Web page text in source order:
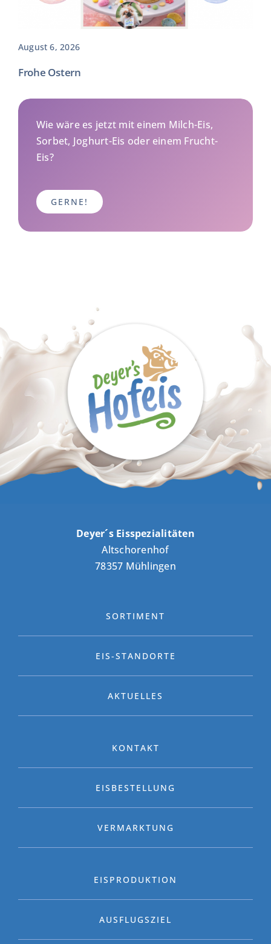
August 6, 2026
Frohe Ostern
Wie wäre es jetzt mit einem Milch-Eis,
Sorbet, Joghurt-Eis oder einem Frucht-
Eis?
GERNE!
Deyer´s Eisspezialitäten
Altschorenhof
78357 Mühlingen
SORTIMENT
EIS-STANDORTE
AKTUELLES
KONTAKT
EISBESTELLUNG
VERMARKTUNG
EISPRODUKTION
AUSFLUGSZIEL